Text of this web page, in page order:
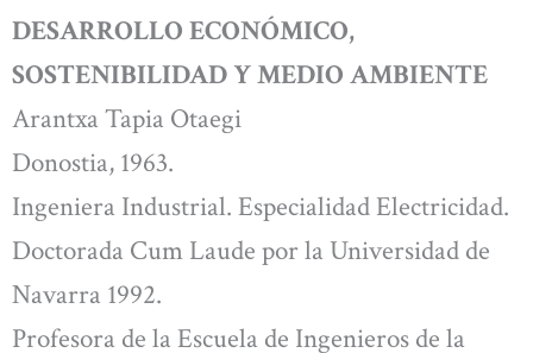
DESARROLLO ECONÓMICO,
SOSTENIBILIDAD Y MEDIO AMBIENTE
Arantxa Tapia Otaegi
Donostia, 1963.
Ingeniera Industrial. Especialidad Electricidad.
Doctorada Cum Laude por la Universidad de
Navarra 1992.
Profesora de la Escuela de Ingenieros de la